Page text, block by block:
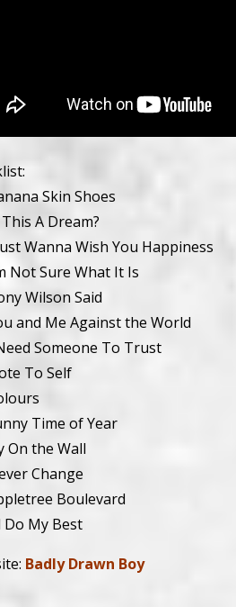
Skin Shoes
A Dream?
Wanna Wish You Happiness
Not Sure What It Is
Wilson Said
and Me Against the World
Someone To Trust
To Self
Time of Year
On the Wall
Change
Boulevard
Do My Best
Badly Drawn Boy